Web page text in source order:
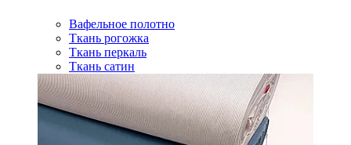
Вафельное полотно
Ткань рогожка
Ткань перкаль
Ткань сатин